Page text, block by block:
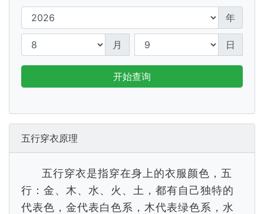
年
月 日
开始查询
五行穿衣原理
五行穿衣是指穿在身上的衣服颜色，五
行：金、木、水、火、土，都有自己独特的
代表色，金代表白色系，木代表绿色系，水